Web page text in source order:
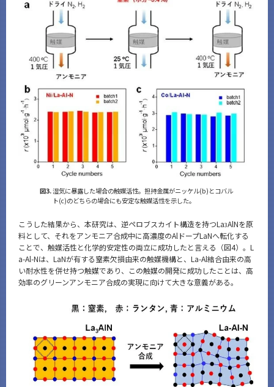
図3.湿気に暴露した場合の触媒活性。担持金属がニッケル(b)とコバル
ト(c)のどちらの場合にも安定な触媒活性を示した。
こうした結果から、本研究は、逆ペロブスカイト構造を持つLa3AlNを原
料として、それをアンモニア合成中に高濃度のAlドープLaNへ転化する
ことで、触媒活性と化学的安定性の両立に成功したと言える（図4）。L
a-Al-Nは、LaNが有する窒素欠損由来の触媒機構と、La-Al結合由来の高
い耐水性を併せ持つ触媒であり、この触媒の開発に成功したことは、高
効率のグリーンアンモニア合成の実現に向けて大きな意義がある。